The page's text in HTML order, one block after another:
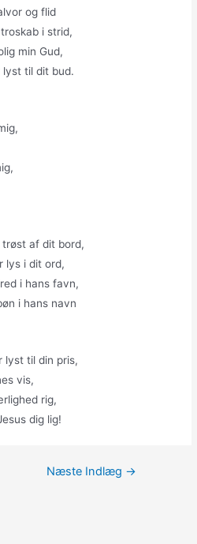
og flid
i strid,
min Gud,
lyst til dit bud.
af dit bord,
lys i dit ord,
i hans favn,
i hans navn
lyst til din pris,
vis,
rig,
dig lig!
Næste Indlæg →